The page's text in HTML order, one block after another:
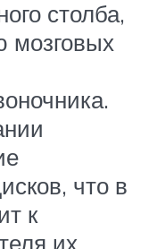
столба,
что в
к
их